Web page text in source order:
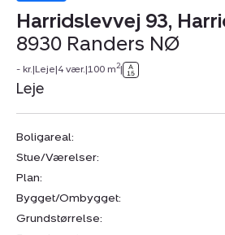
Harridslevvej 93,
8930 Randers NØ
- kr.|Leje|4 vær.|100 m2|
Leje
Boligareal:
Stue/Værelser:
Plan:
Bygget/Ombygget:
Grundstørrelse: